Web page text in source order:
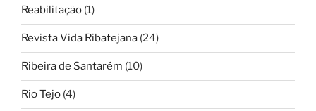
Reabilitação (1)
Revista Vida Ribatejana (24)
Ribeira de Santarém (10)
Rio Tejo (4)